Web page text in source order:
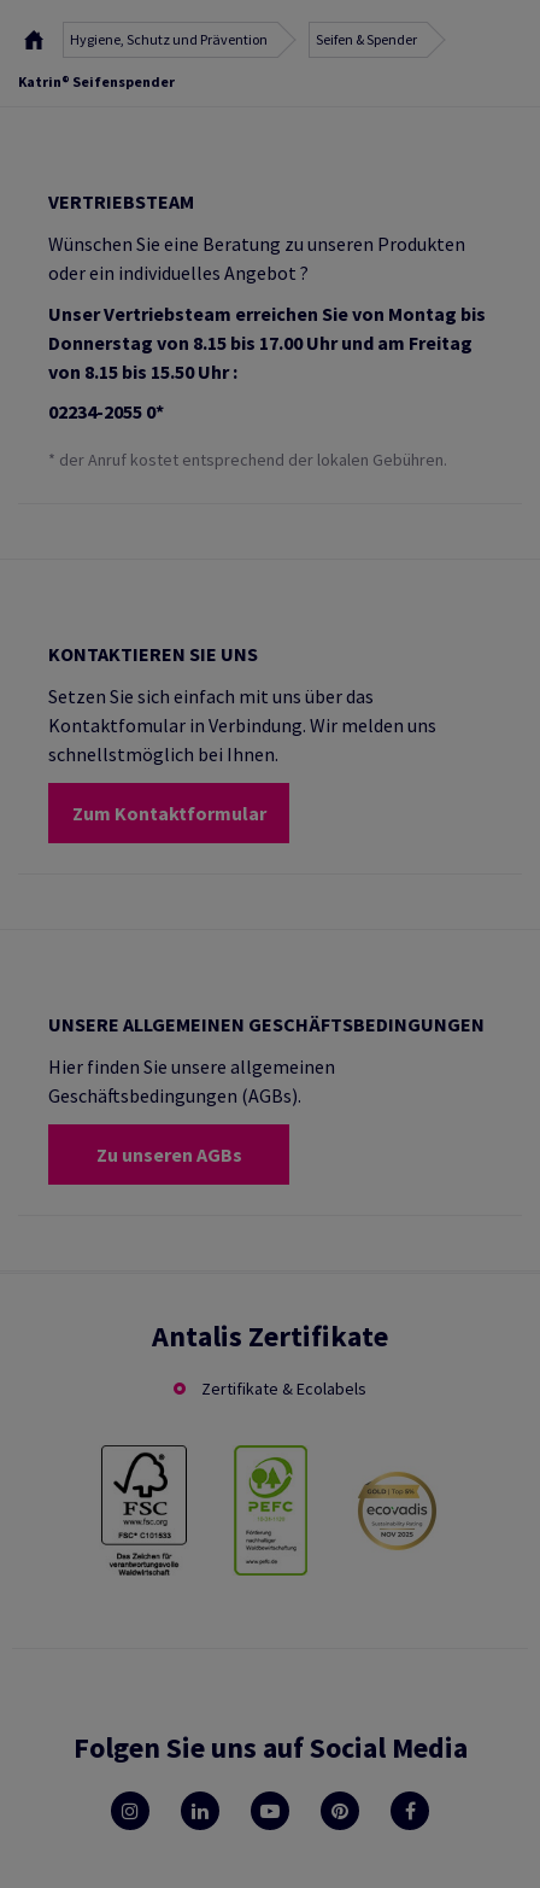
Hygiene, Schutz und Prävention Seifen & Spender
Katrin® Seifenspender
VERTRIEBSTEAM
Wünschen Sie eine Beratung zu unseren Produkten
oder ein individuelles Angebot ?
Unser Vertriebsteam erreichen Sie von Montag bis
Donnerstag von 8.15 bis 17.00 Uhr und am Freitag
von 8.15 bis 15.50 Uhr :
02234-2055 0*
* der Anruf kostet entsprechend der lokalen Gebühren.
KONTAKTIEREN SIE UNS
Setzen Sie sich einfach mit uns über das
Kontaktfomular in Verbindung. Wir melden uns
schnellstmöglich bei Ihnen.
Zum Kontaktformular
UNSERE ALLGEMEINEN GESCHÄFTSBEDINGUNGEN
Hier finden Sie unsere allgemeinen
Geschäftsbedingungen (AGBs).
Zu unseren AGBs
Antalis Zertifikate
Zertifikate & Ecolabels
Folgen Sie uns auf Social Media